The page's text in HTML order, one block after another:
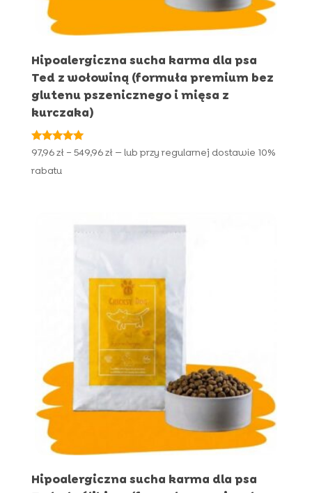
Hipoalergiczna sucha karma dla psa
Ted z wołowiną (formuła premium bez
glutenu pszenicznego i mięsa z
kurczaka)
Oceniono
5.00
na 5
97,96zł – 549,96złZakres
do
— lub przy regularnej dostawie 10%
rabatu
Hipoalergiczna sucha karma dla psa